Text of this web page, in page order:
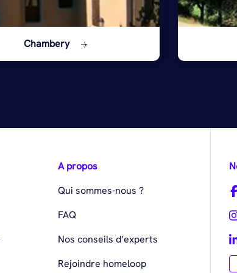
Chambery
A propos
Qui sommes-nous ?
FAQ
Nos conseils d’experts
Rejoindre homeloop